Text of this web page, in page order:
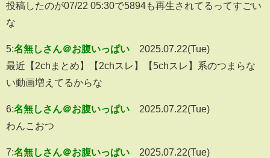
投稿したのが07/22 05:30で5894も再生されてるってすごい
な
5:名無しさん＠お腹いっぱい
2025.07.22(Tue)
最近【2chまとめ】【2chスレ】【5chスレ】系のつまらな
い動画増えてるからな
6:名無しさん＠お腹いっぱい
2025.07.22(Tue)
わんこおつ
7:名無しさん＠お腹いっぱい
2025.07.22(Tue)